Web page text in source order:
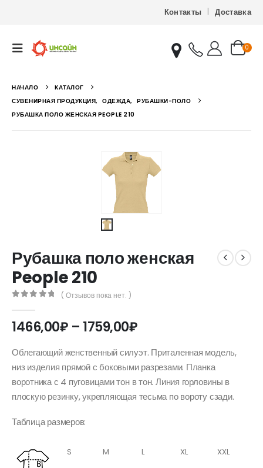
Контакты Доставка
0
НАЧАЛО
КАТАЛОГ
СУВЕНИРНАЯ ПРОДУКЦИЯ, ОДЕЖДА, РУБАШКИ-ПОЛО
РУБАШКА ПОЛО ЖЕНСКАЯ PEOPLE 210
Рубашка поло женская
People 210
( Отзывов пока нет. )
1466,00₽ – 1759,00₽Диапазон
1466,00₽
–
1759,00₽
Облегающий женственный силуэт. Приталенная модель,
низ изделия прямой с боковыми разрезами. Планка
воротника с 4 пуговицами тон в тон. Линия горловины в
плоскую резинку, укрепляющая тесьма по вороту сзади.
Таблица размеров:
S M L XL XXL